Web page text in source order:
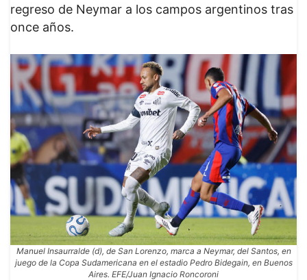
regreso de Neymar a los campos argentinos tras
once años.
Manuel Insaurralde (d), de San Lorenzo, marca a Neymar, del Santos, en
juego de la Copa Sudamericana en el estadio Pedro Bidegain, en Buenos
Aires. EFE/Juan Ignacio Roncoroni